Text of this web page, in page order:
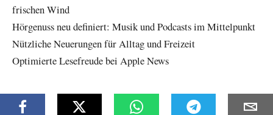
frischen Wind
Hörgenuss neu definiert: Musik und Podcasts im Mittelpunkt
Nützliche Neuerungen für Alltag und Freizeit
Optimierte Lesefreude bei Apple News